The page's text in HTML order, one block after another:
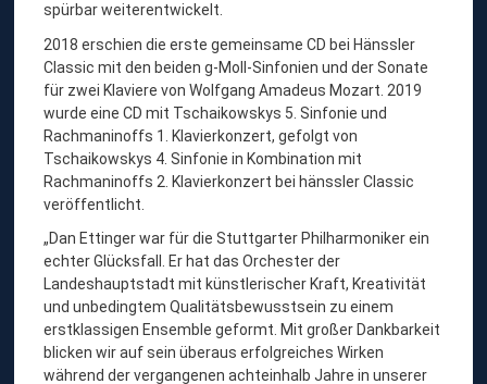
spürbar weiterentwickelt.
2018 erschien die erste gemeinsame CD bei Hänssler
Classic mit den beiden g-Moll-Sinfonien und der Sonate
für zwei Klaviere von Wolfgang Amadeus Mozart. 2019
wurde eine CD mit Tschaikowskys 5. Sinfonie und
Rachmaninoffs 1. Klavierkonzert, gefolgt von
Tschaikowskys 4. Sinfonie in Kombination mit
Rachmaninoffs 2. Klavierkonzert bei hänssler Classic
veröffentlicht.
„Dan Ettinger war für die Stuttgarter Philharmoniker ein
echter Glücksfall. Er hat das Orchester der
Landeshauptstadt mit künstlerischer Kraft, Kreativität
und unbedingtem Qualitätsbewusstsein zu einem
erstklassigen Ensemble geformt. Mit großer Dankbarkeit
blicken wir auf sein überaus erfolgreiches Wirken
während der vergangenen achteinhalb Jahre in unserer